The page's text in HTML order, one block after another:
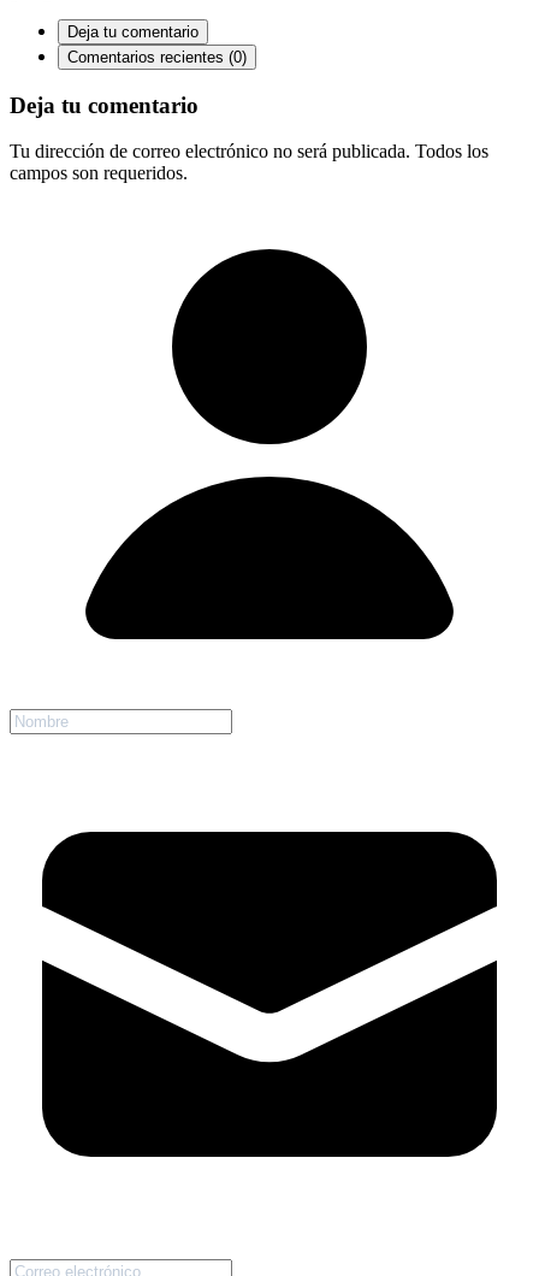
Deja tu comentario
Comentarios recientes (0)
Deja tu comentario
Tu dirección de correo electrónico no será publicada. Todos los
campos son requeridos.